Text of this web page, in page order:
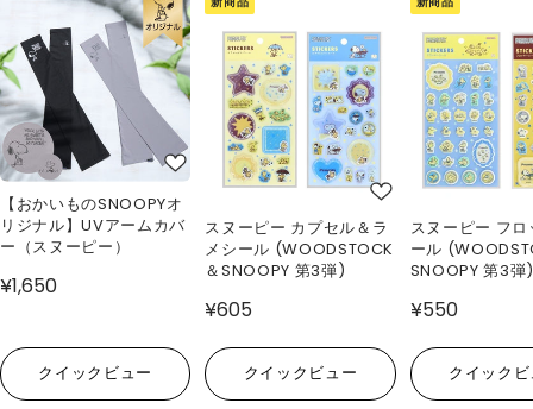
【おかいものSNOOPYオ
リジナル】UVアームカバ
ー（スヌーピー）
¥1,650
クイックビュー
スヌーピー カプセル＆ラ
メシール (WOODSTOCK
＆SNOOPY 第3弾)
¥605
クイックビュー
スヌーピー フ
ール
SNOOPY 第3弾)
¥550
クイック